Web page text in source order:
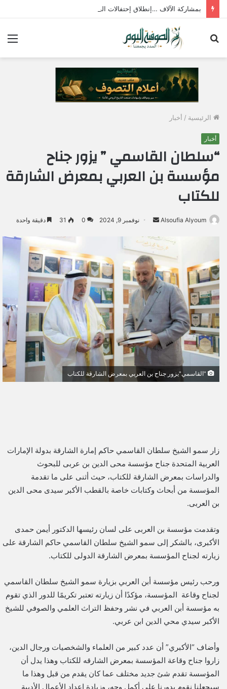
الرئيسية / أخبار
أخبار
“سلطان القاسمي ” يزور جناح
مؤسسة بن العربي بمعرض الشارقة
للكتاب
Alsoufia Alyoum
س
ل
ب
ر
ي
د
ل
ت
ر
نوفمبر 9, 2024 0
31 دقيقة واحدة
"القاسمي"يزور جناح بن العربي بمعرض الشارقة للكتاب
زار سمو الشيخ سلطان القاسمي حاكم إمارة الشارقة بدولة الإمارات
العربية المتحدة جناح مؤسسة محى الدين بن عربى للبحوث
والدراسات بمعرض الشارقة للكتاب، حيث أثنى على ما تقدمة
المؤسسة من أبحاث وكتابات خاصة بالقطب الأكبر سيدى محى الدين
بن العربى.
وتقدمت مؤسسة بن العربى على لسان رئيسها الدكتور أيمن حمدى
الأكبرى، بالشكر إلى سمو الشيخ سلطان القاسمي حاكم الشارقة على
زيارته لجناح المؤسسة بمعرض الشارقة الدولى للكتاب.
ورحب رئيس مؤسسة أبن العربي بزيارة سمو الشيخ سلطان القاسمي
لجناح وقاعة المؤسسة، مؤكدًا أن زيارته تعتبر تكريمًا للدور الذي تقوم
به مؤسسة أبن العربي في نشر وحفظ التراث العلمي والصوفي للشيخ
الأكبر سيدي محي الدين ابن عربي.
وأضاف “الأكبري” أن عدد كبير من العلماء والشخصيات ورجال الدين،
زاروا جناح وقاعة المؤسسة بمعرض الشارقه للكتاب وهذا يدل أن
المؤسسة تقدم شئ جديد مختلف عما كان يقدم من قبل وهذا ما
سيجعلنا نقوم بدورنا على أكمل وجه، وزيادة إعداد الأعمال الأدبية